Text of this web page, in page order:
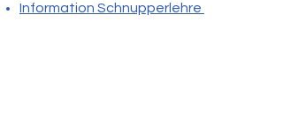
Information Schnupperlehre